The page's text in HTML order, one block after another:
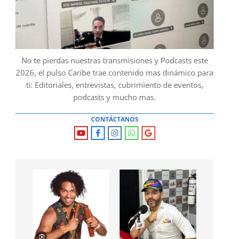
No te pierdas nuestras transmisiones y Podcasts este
2026, el pulso Caribe trae contenido mas dinámico para
ti: Editoriales, entrevistas, cubrimiento de eventos,
podcasts y mucho mas.
CONTÁCTANOS